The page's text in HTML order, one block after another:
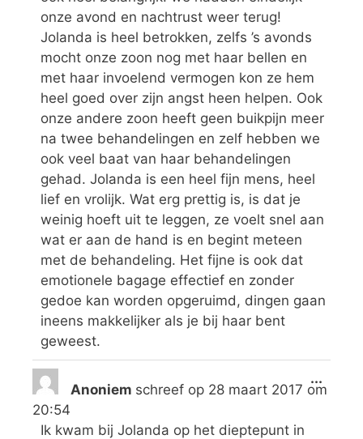
onze avond en nachtrust weer terug!
Jolanda is heel betrokken, zelfs ’s avonds
mocht onze zoon nog met haar bellen en
met haar invoelend vermogen kon ze hem
heel goed over zijn angst heen helpen. Ook
onze andere zoon heeft geen buikpijn meer
na twee behandelingen en zelf hebben we
ook veel baat van haar behandelingen
gehad. Jolanda is een heel fijn mens, heel
lief en vrolijk. Wat erg prettig is, is dat je
weinig hoeft uit te leggen, ze voelt snel aan
wat er aan de hand is en begint meteen
met de behandeling. Het fijne is ook dat
emotionele bagage effectief en zonder
gedoe kan worden opgeruimd, dingen gaan
ineens makkelijker als je bij haar bent
geweest.
Anoniem schreef op 28 maart 2017 om
20:54
Ik kwam bij Jolanda op het dieptepunt in
...